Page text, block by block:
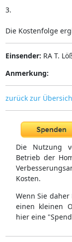
3.
Die Kostenfolge
Einsender: RA T.
Anmerkung:
zurück zur
Die Nutzung
Betrieb der
Kosten.
Wenn Sie
einen kleinen
hier eine